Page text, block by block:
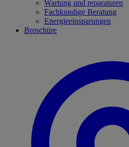
Wartung und reparaturen
Fachkundige Beratung
Energieeinsparungen
Broschüre